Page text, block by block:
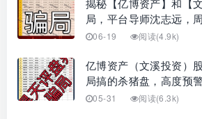
揭秘【亿博资产】和【
局，平台导师沈志远，
06-19 阅读(4.9k)
亿博资产（文溪投资）
局搞的杀猪盘，高度预
05-31 阅读(6.3k)